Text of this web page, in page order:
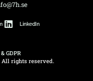
LinkedIn
GDPR
All rights reserved.